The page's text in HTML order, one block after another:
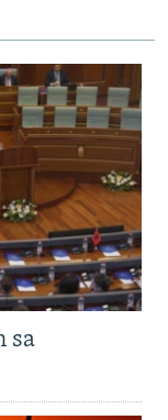
sa